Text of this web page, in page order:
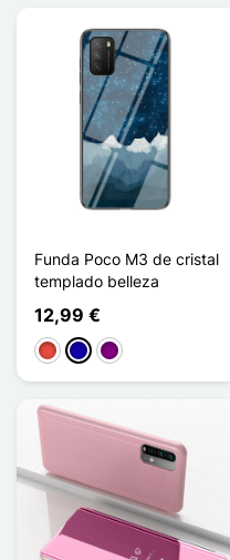
Funda Poco M3 de cristal
templado belleza
12,99 €
RojoAzul oscuro
Púrpura